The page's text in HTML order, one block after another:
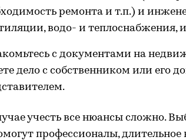
ремонта и т.п.) и
водо- и теплоснабжения,
с документами на
дело с собственником или его
учесть все нюансы сложно.
профессионалы,